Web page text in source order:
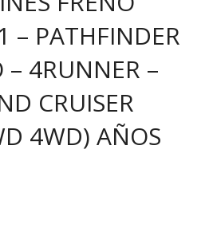
– PATHFINDER
– 4RUNNER –
CRUISER
4WD) AÑOS